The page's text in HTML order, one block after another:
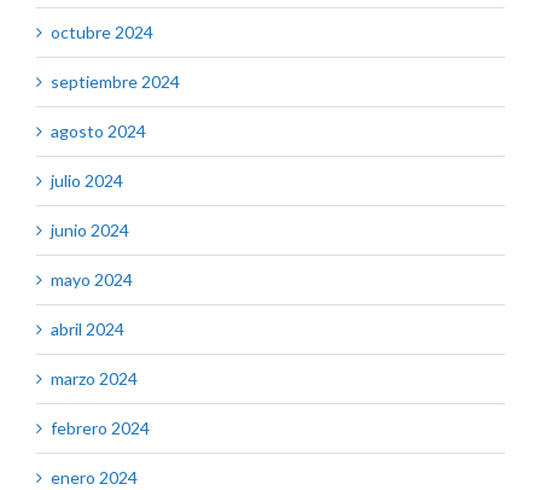
octubre 2024
septiembre 2024
agosto 2024
julio 2024
junio 2024
mayo 2024
abril 2024
marzo 2024
febrero 2024
enero 2024